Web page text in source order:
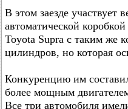
В этом заезде участвует
автоматической
Toyota Supra с таким же
цилиндров, но которая
Конкуренцию им
более мощным
Все три автомобиля